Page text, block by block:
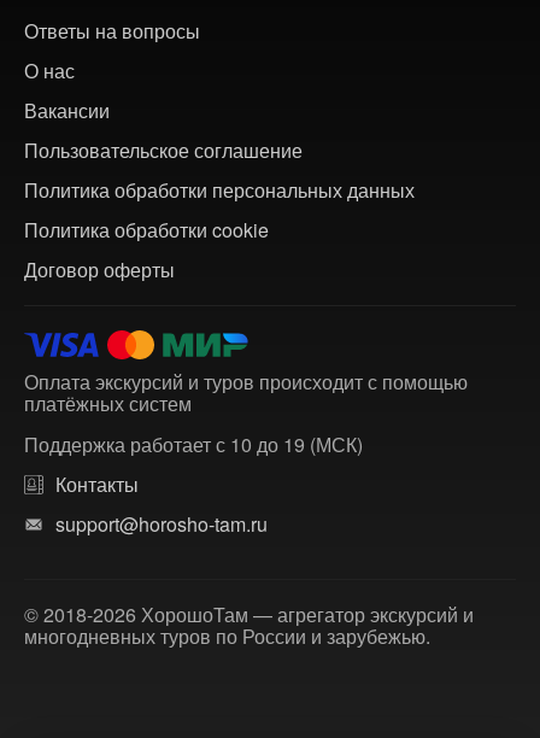
Ответы на вопросы
О нас
Вакансии
Пользовательское соглашение
Политика обработки персональных данных
Политика обработки cookie
Договор оферты
Оплата экскурсий и туров происходит с помощью
платёжных систем
Поддержка работает с 10 до 19 (МСК)
Контакты
support@horosho-tam.ru
© 2018-2026 ХорошоТам — агрегатор экскурсий и
многодневных туров по России и зарубежью.